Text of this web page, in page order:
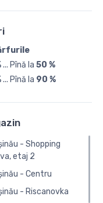
... Pînă la 50 %
... Pînă la 90 %
- Shopping
etaj 2
- Centru
- Riscanovka